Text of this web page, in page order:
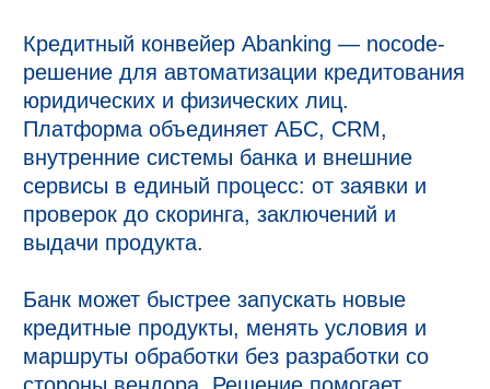
Кредитный конвейер Abanking — nocode-
решение для автоматизации кредитования
юридических и физических лиц.
Платформа объединяет АБС, CRM,
внутренние системы банка и внешние
сервисы в единый процесс: от заявки и
проверок до скоринга, заключений и
выдачи продукта.
Банк может быстрее запускать новые
кредитные продукты, менять условия и
маршруты обработки без разработки со